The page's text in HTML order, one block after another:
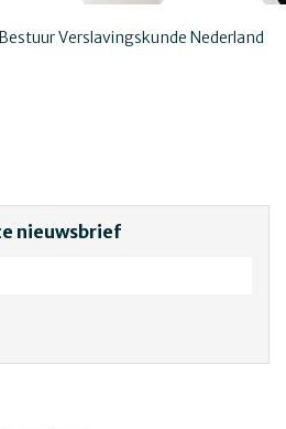
Verslavingskunde Nederland
nieuwsbrief